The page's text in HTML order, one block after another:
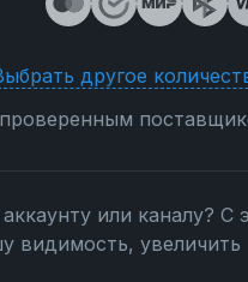
другое
или каналу? С
видимость, увеличить